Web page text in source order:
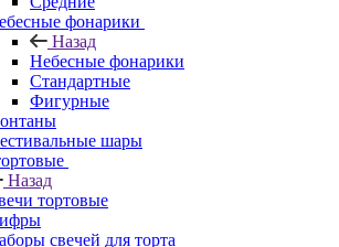
фонарики
Назад
Небесные фонарики
Стандартные
Фигурные
шары
Назад
тортовые
свечей для торта